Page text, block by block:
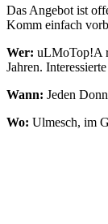
Das Angebot ist
Komm einfach
Wer: uLMoTop!A
Jahren.
Wann: Jeden
Wo: Ulmesch, im